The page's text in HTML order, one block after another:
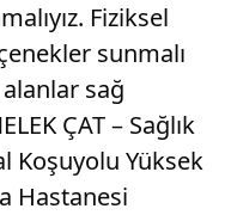
Fiziksel
sunmalı
sağ
ÇAT – Sağlık
Koşuyolu Yüksek
Hastanesi